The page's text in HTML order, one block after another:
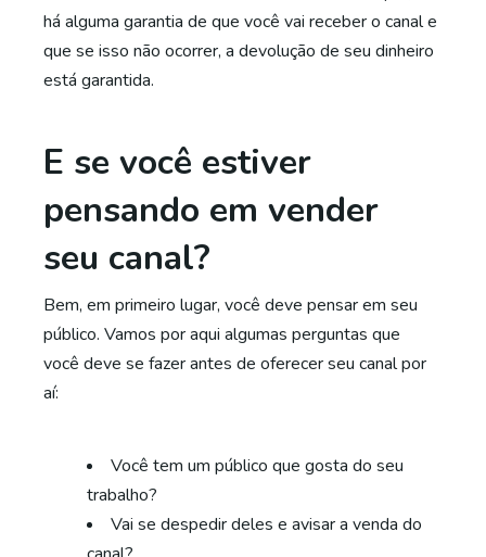
há alguma garantia de que você vai receber o canal e
que se isso não ocorrer, a devolução de seu dinheiro
está garantida.
E se você estiver
pensando em vender
seu canal?
Bem, em primeiro lugar, você deve pensar em seu
público. Vamos por aqui algumas perguntas que
você deve se fazer antes de oferecer seu canal por
aí:
Você tem um público que gosta do seu
trabalho?
Vai se despedir deles e avisar a venda do